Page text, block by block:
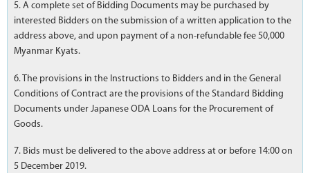
5. A complete set of Bidding Documents may be purchased by
interested Bidders on the submission of a written application to the
address above, and upon payment of a non-refundable fee 50,000
Myanmar Kyats.
6. The provisions in the Instructions to Bidders and in the General
Conditions of Contract are the provisions of the Standard Bidding
Documents under Japanese ODA Loans for the Procurement of
Goods.
7. Bids must be delivered to the above address at or before 14:00 on
5 December 2019.